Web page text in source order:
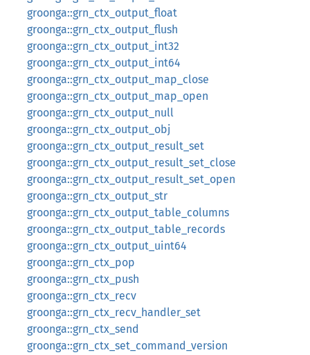
groonga::grn_ctx_output_float
groonga::grn_ctx_output_flush
groonga::grn_ctx_output_int32
groonga::grn_ctx_output_int64
groonga::grn_ctx_output_map_close
groonga::grn_ctx_output_map_open
groonga::grn_ctx_output_null
groonga::grn_ctx_output_obj
groonga::grn_ctx_output_result_set
groonga::grn_ctx_output_result_set_close
groonga::grn_ctx_output_result_set_open
groonga::grn_ctx_output_str
groonga::grn_ctx_output_table_columns
groonga::grn_ctx_output_table_records
groonga::grn_ctx_output_uint64
groonga::grn_ctx_pop
groonga::grn_ctx_push
groonga::grn_ctx_recv
groonga::grn_ctx_recv_handler_set
groonga::grn_ctx_send
groonga::grn_ctx_set_command_version